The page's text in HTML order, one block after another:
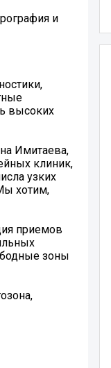
и
высоких
Имитаева,
клиник,
узких
хотим,
приемов
зоны